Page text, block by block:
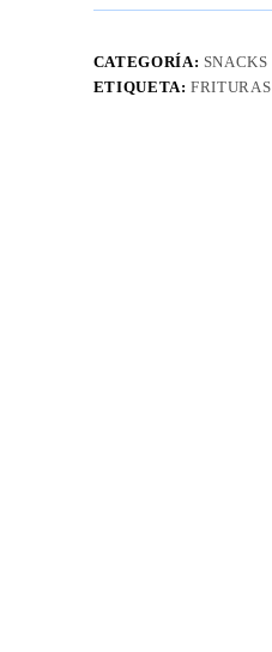
Oz
CATEGORÍA: SNACKS
ETIQUETA:FRITURAS